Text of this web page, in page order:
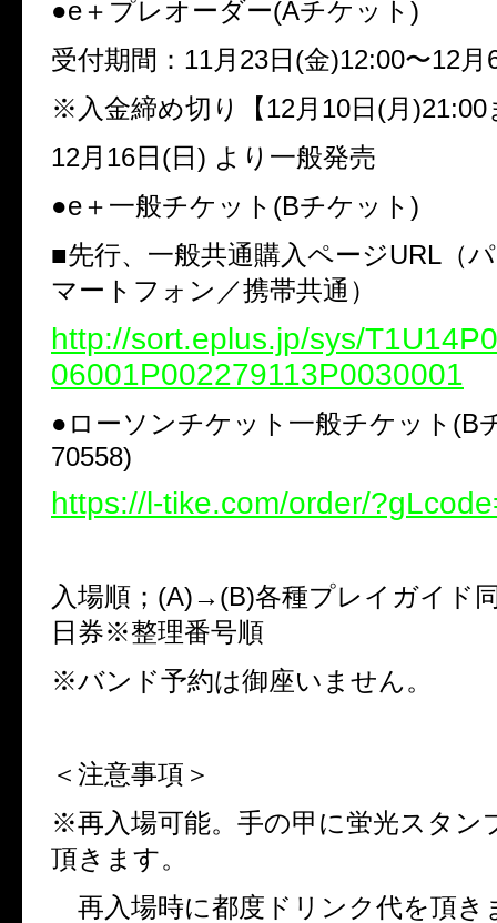
●e＋プレオーダー(Aチケット)
受付期間：11月23日(金)12:00〜12月
※入金締め切り【12月10日(月)21:00
12月16日(日) より一般発売
●e＋一般チケット(Bチケット)
■先行、一般共通購入ページURL（
マートフォン／携帯共通）
http://sort.eplus.jp/sys/
06001P002279113P0030001
●ローソンチケット一般チケット(B
70558)
https://l-tike.com/order/
入場順；(A)→(B)各種プレイガイド
日券※整理番号順
※バンド予約は御座いません。
＜注意事項＞
※再入場可能。手の甲に蛍光スタン
頂きます。
再入場時に都度ドリンク代を頂き